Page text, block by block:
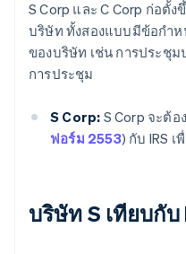
S Corp และ C Corp ก่อตั้
บริษัท ทั้งสองแบบมีข้อกำ
ของบริษัท เช่น การประชุ
การประชุม
S Corp: S Corp จะต้
ฟอร์ม 2553) กับ IRS เ
บริษัท S เทียบกับ